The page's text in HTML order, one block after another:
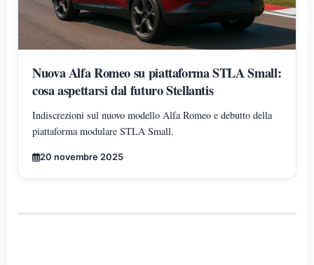
Nuova Alfa Romeo su piattaforma STLA Small:
cosa aspettarsi dal futuro Stellantis
Indiscrezioni sul nuovo modello Alfa Romeo e debutto della
piattaforma modulare STLA Small.
20 novembre 2025